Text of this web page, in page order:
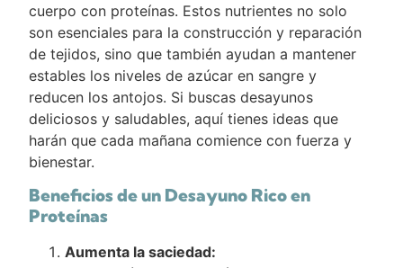
cuerpo con proteínas. Estos nutrientes no solo
son esenciales para la construcción y reparación
de tejidos, sino que también ayudan a mantener
estables los niveles de azúcar en sangre y
reducen los antojos. Si buscas desayunos
deliciosos y saludables, aquí tienes ideas que
harán que cada mañana comience con fuerza y ​​
bienestar.
Beneficios de un Desayuno Rico en
Proteínas
Aumenta la saciedad: